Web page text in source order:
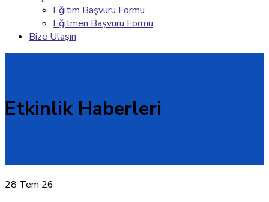
Eğitim Başvuru Formu
Eğitmen Başvuru Formu
Bize Ulaşın
Etkinlik Haberleri
28 Tem 26